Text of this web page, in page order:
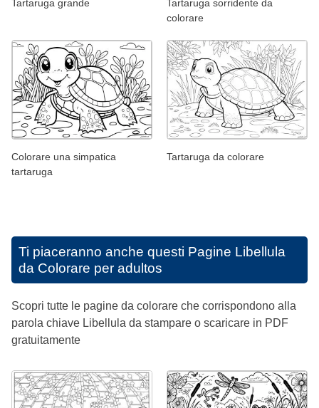
Tartaruga grande
Tartaruga sorridente da
colorare
Colorare una simpatica
tartaruga
Tartaruga da colorare
Ti piaceranno anche questi Pagine Libellula
da Colorare per adultos
Scopri tutte le pagine da colorare che corrispondono alla
parola chiave Libellula da stampare o scaricare in PDF
gratuitamente